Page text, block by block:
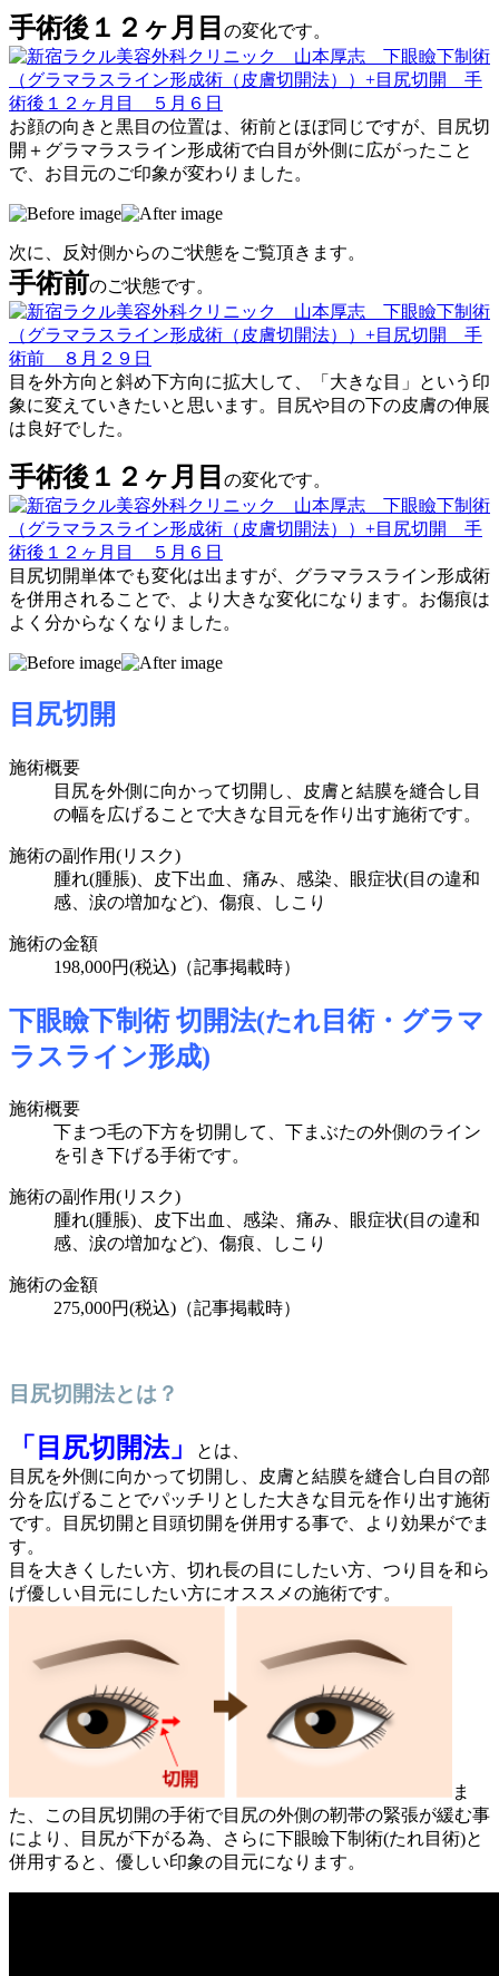
手術後１２ヶ月目 の変化です。
お顔の向きと黒目の位置は、術前とほぼ同じですが、目尻切
開＋グラマラスライン形成術で白目が外側に広がったこと
で、お目元のご印象が変わりました。
次に、反対側からのご状態をご覧頂きます。
手術前のご状態です。
目を外方向と斜め下方向に拡大して、「大きな目」という印
象に変えていきたいと思います。目尻や目の下の皮膚の伸展
は良好でした。
手術後１２ヶ月目 の変化です。
目尻切開単体でも変化は出ますが、グラマラスライン形成術
を併用されることで、より大きな変化になります。お傷痕は
よく分からなくなりました。
目尻切開
施術概要
目尻を外側に向かって切開し、皮膚と結膜を縫合し目
の幅を広げることで大きな目元を作り出す施術です。
施術の副作用(リスク)
腫れ(腫脹)、皮下出血、痛み、感染、眼症状(目の違和
感、涙の増加など)、傷痕、しこり
施術の金額
198,000円(税込) （記事掲載時）
下眼瞼下制術 切開法(たれ目術・グラマ
ラスライン形成)
施術概要
下まつ毛の下方を切開して、下まぶたの外側のライン
を引き下げる手術です。
施術の副作用(リスク)
腫れ(腫脹)、皮下出血、感染、痛み、眼症状(目の違和
感、涙の増加など)、傷痕、しこり
施術の金額
275,000円(税込) （記事掲載時）
目尻切開法とは？
「目尻切開法」
とは、
目尻を外側に向かって切開し、皮膚と結膜を縫合し白目の部
分を広げることでパッチリとした大きな目元を作り出す施術
です。目尻切開と目頭切開を併用する事で、より効果がでま
す。
目を大きくしたい方、切れ長の目にしたい方、つり目を和ら
げ優しい目元にしたい方にオススメの施術です。
ま
た、この目尻切開の手術で目尻の外側の靭帯の緊張が緩む事
により、目尻が下がる為、さらに下眼瞼下制術(たれ目術)と
併用すると、優しい印象の目元になります。